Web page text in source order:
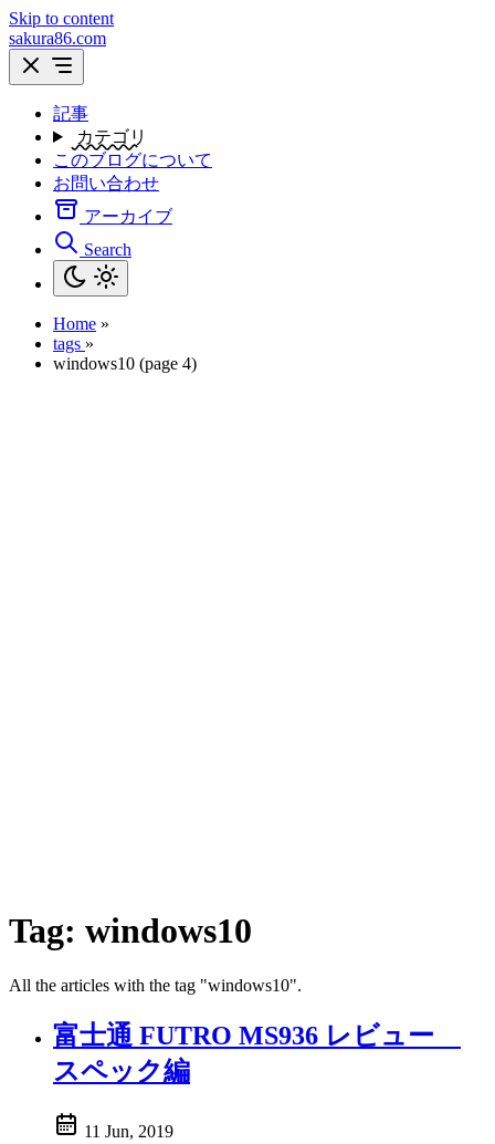
Skip to content
sakura86.com
記事
カテゴリ
このブログについて
お問い合わせ
アーカイブ
Search
Home »
tags »
windows10 (page 4)
Tag: windows10
All the articles with the tag "windows10".
富士通 FUTRO MS936 レビュー
スペック編
11 Jun, 2019